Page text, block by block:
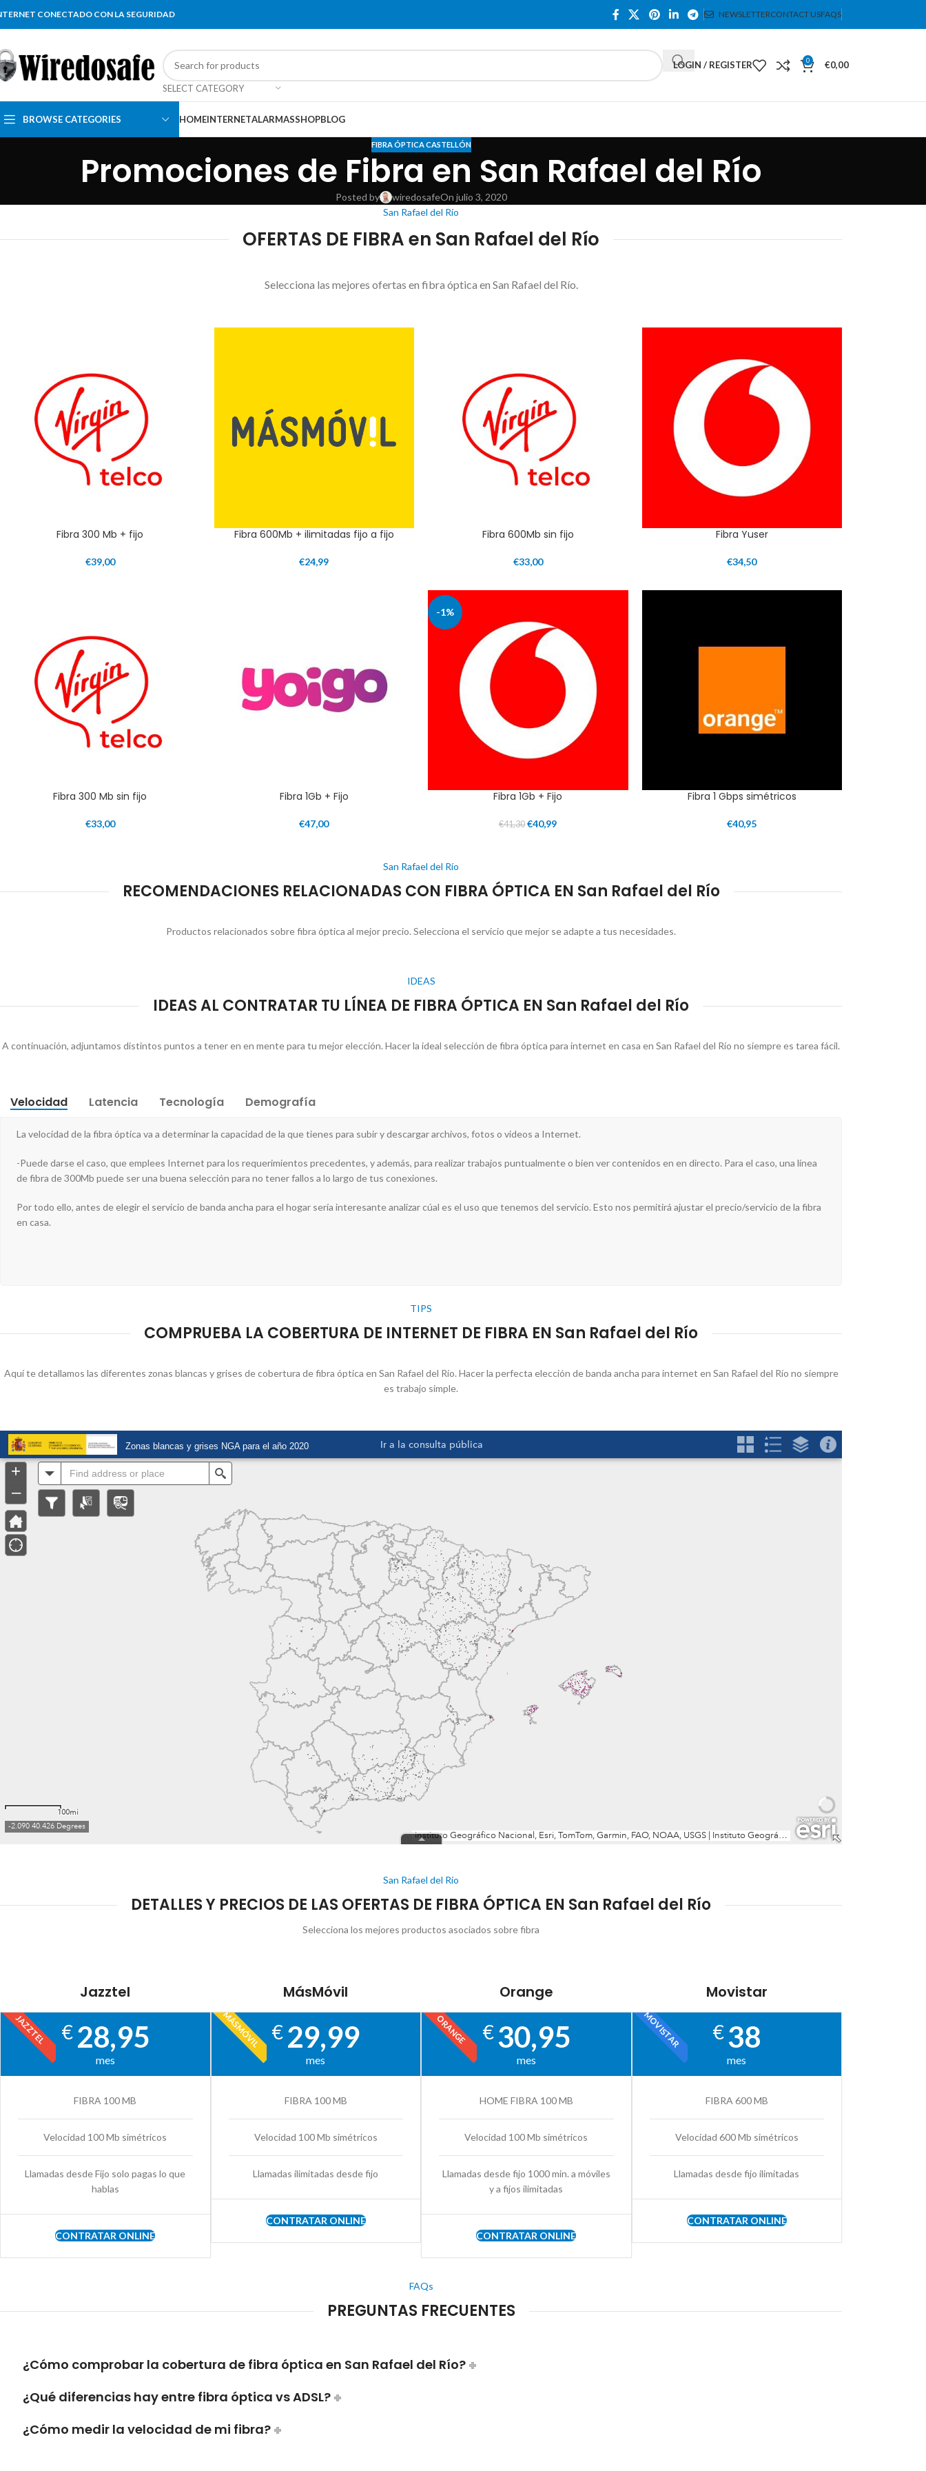
CONECTADO CON LA SEGURIDAD NEWSLETTERCONTACT USFAQS
SELECT CATEGORY
LOGIN / REGISTER 0 €0,00
BROWSE CATEGORIES HOMEINTERNETALARMASSHOPBLOG
FIBRA ÓPTICA CASTELLÓN
Promociones de Fibra en San Rafael del Río
Posted by wiredosafeOn julio 3, 2020
San Rafael del Río
OFERTAS DE FIBRA en San Rafael del Río
Selecciona las mejores ofertas en fibra óptica en San Rafael del Río.
Fibra 300 Mb + fijo
€39,00
Fibra 600Mb + ilimitadas fijo a fijo
€24,99
Fibra 600Mb sin fijo
€33,00
Fibra Yuser
€34,50
Fibra 300 Mb sin fijo
€33,00
Fibra 1Gb + Fijo
€47,00
-1%
Fibra 1Gb + Fijo
€41,30 €40,99
Fibra 1 Gbps simétricos
€40,95
San Rafael del Río
RECOMENDACIONES RELACIONADAS CON FIBRA ÓPTICA EN San Rafael del Río
Productos relacionados sobre fibra óptica al mejor precio. Selecciona el servicio que mejor se adapte a tus necesidades.
IDEAS
IDEAS AL CONTRATAR TU LÍNEA DE FIBRA ÓPTICA EN San Rafael del Río
A continuación, adjuntamos distintos puntos a tener en en mente para tu mejor elección. Hacer la ideal selección de fibra óptica para internet en casa en San Rafael del Río no siempre es tarea fácil.
Velocidad Latencia Tecnología Demografía
La velocidad de la fibra óptica va a determinar la capacidad de la que tienes para subir y descargar archivos, fotos o videos a Internet.
-Puede darse el caso, que emplees Internet para los requerimientos precedentes, y además, para realizar trabajos puntualmente o bien ver contenidos en en directo. Para el caso, una línea
de fibra de 300Mb puede ser una buena selección para no tener fallos a lo largo de tus conexiones.
Por todo ello, antes de elegir el servicio de banda ancha para el hogar sería interesante analizar cúal es el uso que tenemos del servicio. Esto nos permitirá ajustar el precio/servicio de la fibra
en casa.
TIPS
COMPRUEBA LA COBERTURA DE INTERNET DE FIBRA EN San Rafael del Río
Aquí te detallamos las diferentes zonas blancas y grises de cobertura de fibra óptica en San Rafael del Río. Hacer la perfecta elección de banda ancha para internet en San Rafael del Río no siempre
es trabajo simple.
San Rafael del Río
DETALLES Y PRECIOS DE LAS OFERTAS DE FIBRA ÓPTICA EN San Rafael del Río
Selecciona los mejores productos asociados sobre fibra
Jazztel
JAZZTEL € 28,95
mes
FIBRA 100 MB
Velocidad 100 Mb simétricos
Llamadas desde Fijo solo pagas lo que
hablas
CONTRATAR ONLINE
MásMóvil
MÁSMÓVIL € 29,99
mes
FIBRA 100 MB
Velocidad 100 Mb simétricos
Llamadas ilimitadas desde fijo
CONTRATAR ONLINE
Orange
ORANGE €30,95
mes
HOME FIBRA 100 MB
Velocidad 100 Mb simétricos
Llamadas desde fijo 1000 min. a móviles
y a fijos ilimitadas
CONTRATAR ONLINE
Movistar
MOVISTAR €38
mes
FIBRA 600 MB
Velocidad 600 Mb simétricos
Llamadas desde fijo ilimitadas
CONTRATAR ONLINE
FAQs
PREGUNTAS FRECUENTES
¿Cómo comprobar la cobertura de fibra óptica en San Rafael del Río?
¿Qué diferencias hay entre fibra óptica vs ADSL?
¿Cómo medir la velocidad de mi fibra?